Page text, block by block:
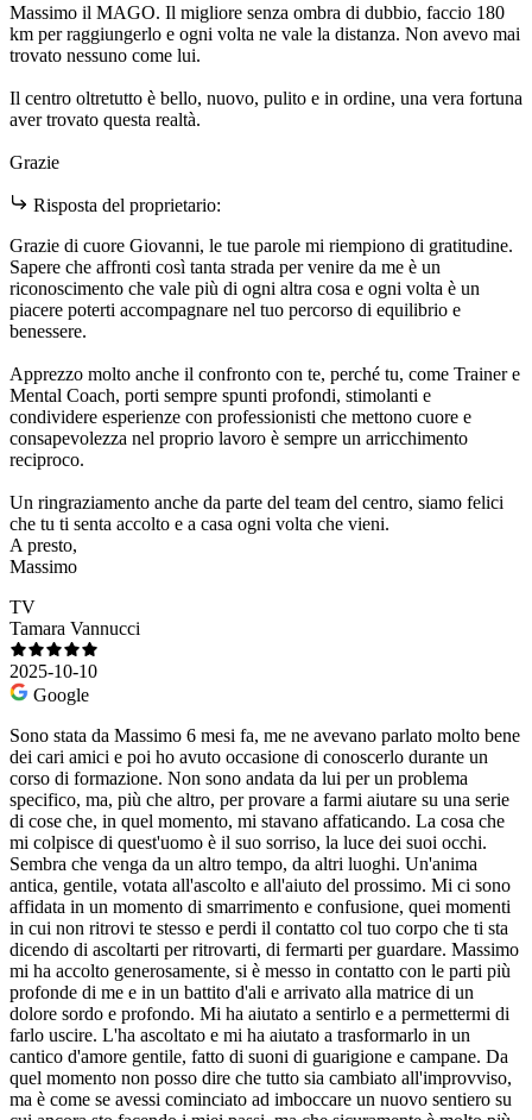
Massimo il MAGO. Il migliore senza ombra di dubbio, faccio 180
km per raggiungerlo e ogni volta ne vale la distanza. Non avevo mai
trovato nessuno come lui.
Il centro oltretutto è bello, nuovo, pulito e in ordine, una vera fortuna
aver trovato questa realtà.
Grazie
Risposta del proprietario:
Grazie di cuore Giovanni, le tue parole mi riempiono di gratitudine.
Sapere che affronti così tanta strada per venire da me è un
riconoscimento che vale più di ogni altra cosa e ogni volta è un
piacere poterti accompagnare nel tuo percorso di equilibrio e
benessere.
Apprezzo molto anche il confronto con te, perché tu, come Trainer e
Mental Coach, porti sempre spunti profondi, stimolanti e
condividere esperienze con professionisti che mettono cuore e
consapevolezza nel proprio lavoro è sempre un arricchimento
reciproco.
Un ringraziamento anche da parte del team del centro, siamo felici
che tu ti senta accolto e a casa ogni volta che vieni.
A presto,
Massimo
TV
Tamara Vannucci
2025-10-10
Google
Sono stata da Massimo 6 mesi fa, me ne avevano parlato molto bene
dei cari amici e poi ho avuto occasione di conoscerlo durante un
corso di formazione. Non sono andata da lui per un problema
specifico, ma, più che altro, per provare a farmi aiutare su una serie
di cose che, in quel momento, mi stavano affaticando. La cosa che
mi colpisce di quest'uomo è il suo sorriso, la luce dei suoi occhi.
Sembra che venga da un altro tempo, da altri luoghi. Un'anima
antica, gentile, votata all'ascolto e all'aiuto del prossimo. Mi ci sono
affidata in un momento di smarrimento e confusione, quei momenti
in cui non ritrovi te stesso e perdi il contatto col tuo corpo che ti sta
dicendo di ascoltarti per ritrovarti, di fermarti per guardare. Massimo
mi ha accolto generosamente, si è messo in contatto con le parti più
profonde di me e in un battito d'ali e arrivato alla matrice di un
dolore sordo e profondo. Mi ha aiutato a sentirlo e a permettermi di
farlo uscire. L'ha ascoltato e mi ha aiutato a trasformarlo in un
cantico d'amore gentile, fatto di suoni di guarigione e campane. Da
quel momento non posso dire che tutto sia cambiato all'improvviso,
ma è come se avessi cominciato ad imboccare un nuovo sentiero su